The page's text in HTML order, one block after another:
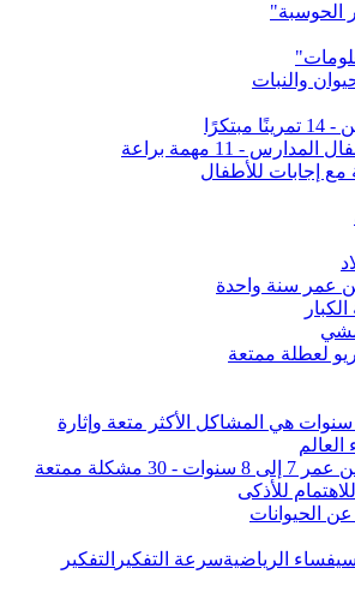
الحوسبة"
والنبات
- 11 مهمة براعة
إجابات للأطفال
عمر سنة واحدة
لعطلة ممتعة
الألغاز للأطفال بعمر 5 سنوات هي المشاكل الأكثر متعة وإثارة
مشكلة ممتعة
للأذكى
عن الحيوانات
الرياضيةسرعة التفكير التفكير